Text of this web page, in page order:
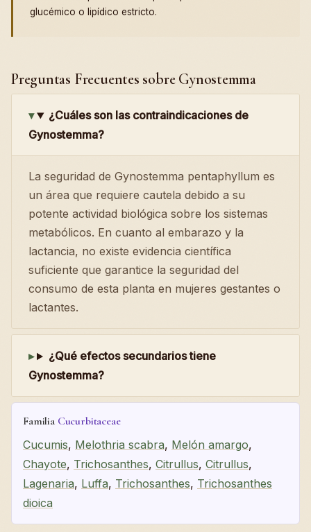
glucémico o lipídico estricto.
Preguntas Frecuentes sobre Gynostemma
¿Cuáles son las contraindicaciones de
Gynostemma?
La seguridad de Gynostemma pentaphyllum es
un área que requiere cautela debido a su
potente actividad biológica sobre los sistemas
metabólicos. En cuanto al embarazo y la
lactancia, no existe evidencia científica
suficiente que garantice la seguridad del
consumo de esta planta en mujeres gestantes o
lactantes.
¿Qué efectos secundarios tiene
Gynostemma?
Familia Cucurbitaceae
Cucumis, Melothria scabra, Melón amargo,
Chayote, Trichosanthes, Citrullus, Citrullus,
Lagenaria, Luffa, Trichosanthes, Trichosanthes
dioica